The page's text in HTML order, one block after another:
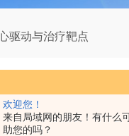
欢迎您！
来自局域网的朋友！有什么
助您的吗？
驱动与治疗靶点
靶点